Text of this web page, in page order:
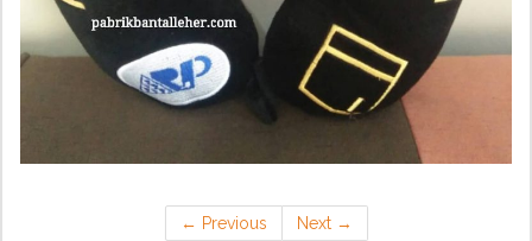
← Previous Next →